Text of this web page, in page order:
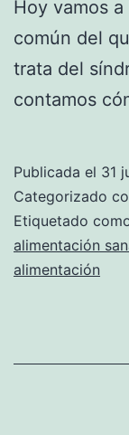
Hoy vamos
común del
trata del
contamos
Publicada el 31
Categorizado
Etiquetado
alimentación
alimentación